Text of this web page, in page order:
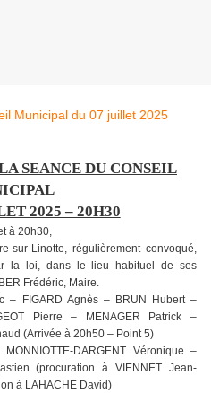
SEANCE DU CONSEIL
2025 – 20H30
à 20h30,
sur-Linotte, régulièrement convoqué,
la loi, dans le lieu habituel de ses
Frédéric, Maire.
– FIGARD Agnès – BRUN Hubert –
Pierre – MENAGER Patrick –
(Arrivée à 20h50 – Point 5)
DARGENT Véronique –
(procuration à VIENNET Jean-
à LAHACHE David)